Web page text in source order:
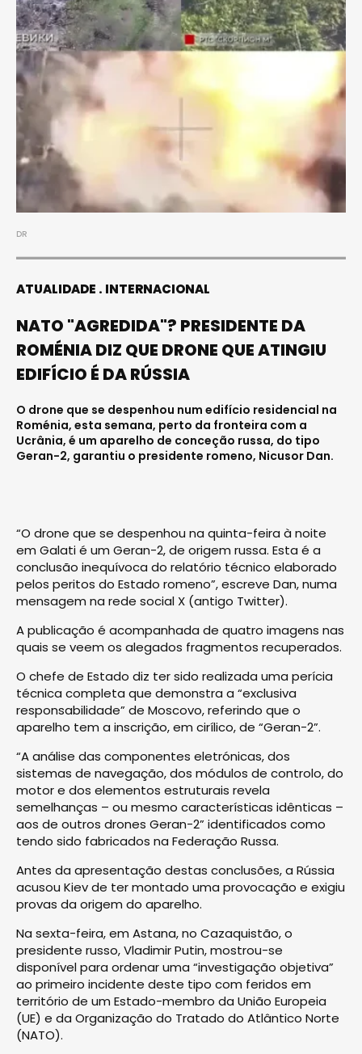
DR
ATUALIDADE INTERNACIONAL
NATO "AGREDIDA"? PRESIDENTE DA
ROMÉNIA DIZ QUE DRONE QUE ATINGIU
EDIFÍCIO É DA RÚSSIA
O drone que se despenhou num edifício residencial na
Roménia, esta semana, perto da fronteira com a
Ucrânia, é um aparelho de conceção russa, do tipo
Geran-2, garantiu o presidente romeno, Nicusor Dan.
“O drone que se despenhou na quinta-feira à noite
em Galati é um Geran-2, de origem russa. Esta é a
conclusão inequívoca do relatório técnico elaborado
pelos peritos do Estado romeno”, escreve Dan, numa
mensagem na rede social X (antigo Twitter).
A publicação é acompanhada de quatro imagens nas
quais se veem os alegados fragmentos recuperados.
O chefe de Estado diz ter sido realizada uma perícia
técnica completa que demonstra a “exclusiva
responsabilidade” de Moscovo, referindo que o
aparelho tem a inscrição, em cirílico, de “Geran-2”.
“A análise das componentes eletrónicas, dos
sistemas de navegação, dos módulos de controlo, do
motor e dos elementos estruturais revela
semelhanças – ou mesmo características idênticas –
aos de outros drones Geran-2” identificados como
tendo sido fabricados na Federação Russa.
Antes da apresentação destas conclusões, a Rússia
acusou Kiev de ter montado uma provocação e exigiu
provas da origem do aparelho.
Na sexta-feira, em Astana, no Cazaquistão, o
presidente russo, Vladimir Putin, mostrou-se
disponível para ordenar uma “investigação objetiva”
ao primeiro incidente deste tipo com feridos em
território de um Estado-membro da União Europeia
(UE) e da Organização do Tratado do Atlântico Norte
(NATO).